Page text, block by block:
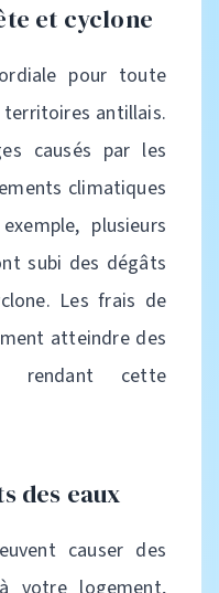
et cyclone
pour toute
antillais.
causés par les
climatiques
plusieurs
subi des dégâts
Les frais de
atteindre des
rendant cette
des eaux
causer des